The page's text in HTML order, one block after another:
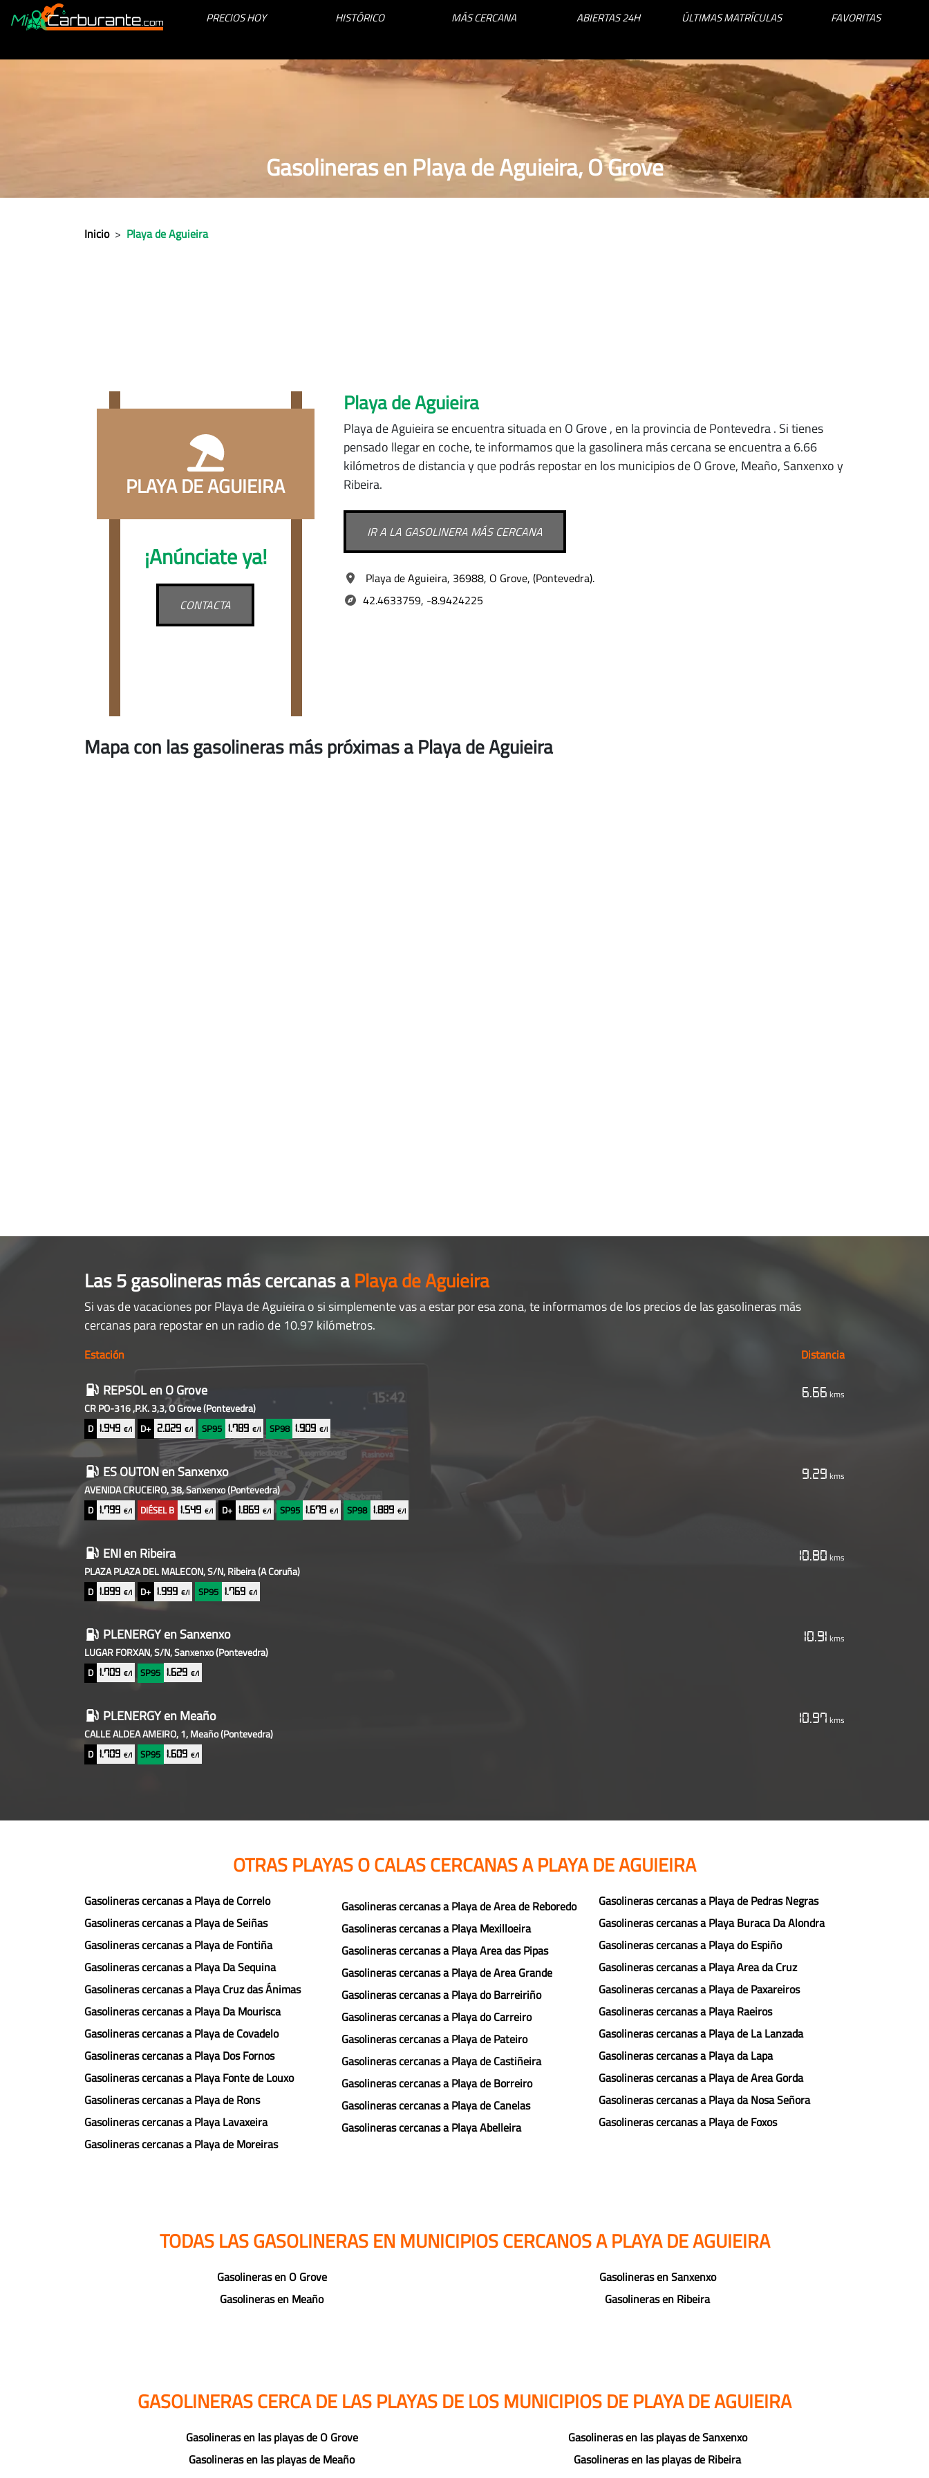
PRECIOS HOY HISTÓRICO MÁS CERCANA ABIERTAS 24H ÚLTIMAS MATRÍCULAS FAVORITAS
Gasolineras en Playa de Aguieira, O Grove
Inicio > Playa de Aguieira
PLAYA DE AGUIEIRA
¡Anúnciate ya!
CONTACTA
Playa de Aguieira
Playa de Aguieira se encuentra situadaen O Grove, en la provincia de Pontevedra. Si tienes
pensado llegar en coche, te informamos que la gasolinera más cercana se encuentra a 6.66
kilómetros de distancia y que podrás repostar en los municipios de O Grove, Meaño, Sanxenxo y
Ribeira.
IR A LA GASOLINERA MÁS CERCANA
Playa de Aguieira, 36988, O Grove, (Pontevedra).
42.4633759, -8.9424225
Mapa con las gasolineras más próximas a Playa de Aguieira
Las 5 gasolineras más cercanas aPlaya de Aguieira
Si vas de vacaciones por Playa de Aguieira o si simplemente vas a estar por esa zona, te informamos de los precios de las gasolineras más
cercanas para repostar en un radio de 10.97 kilómetros.
Gasolineras
baratas
cercanas
Estación Distancia
REPSOLen O Grove
CR PO-316 ,P.K. 3,3, O Grove(Pontevedra)
D 1.949 €/l D+ 2.029€/l SP95 1.789 €/l SP98 1.909€/l
6.66 kms
ES OUTONen Sanxenxo
AVENIDA CRUCEIRO, 38, Sanxenxo(Pontevedra)
D 1.799 €/l DIÉSEL B 1.549€/l D+ 1.869 €/l SP95 1.679€/l SP98 1.889 €/l
9.29 kms
ENIen Ribeira
PLAZA PLAZA DEL MALECON, S/N, Ribeira(A Coruña)
D 1.899 €/l D+ 1.999€/l SP95 1.769 €/l
10.80 kms
PLENERGYen Sanxenxo
LUGAR FORXAN, S/N, Sanxenxo(Pontevedra)
D 1.709 €/l SP95 1.629€/l
10.91 kms
PLENERGYen Meaño
CALLE ALDEA AMEIRO, 1, Meaño(Pontevedra)
D 1.709 €/l SP95 1.609€/l
10.97 kms
OTRAS PLAYAS O CALAS CERCANAS A PLAYA DE AGUIEIRA
Gasolineras cercanas a Playa de Correlo
Gasolineras cercanas a Playa de Seiñas
Gasolineras cercanas a Playa de Fontiña
Gasolineras cercanas a Playa Da Sequina
Gasolineras cercanas a Playa Cruz das Ánimas
Gasolineras cercanas a Playa Da Mourisca
Gasolineras cercanas a Playa de Covadelo
Gasolineras cercanas a Playa Dos Fornos
Gasolineras cercanas a Playa Fonte de Louxo
Gasolineras cercanas a Playa de Rons
Gasolineras cercanas a Playa Lavaxeira
Gasolineras cercanas a Playa de Moreiras
Gasolineras cercanas a Playa de Area de Reboredo
Gasolineras cercanas a Playa Mexilloeira
Gasolineras cercanas a Playa Area das Pipas
Gasolineras cercanas a Playa de Area Grande
Gasolineras cercanas a Playa do Barreiriño
Gasolineras cercanas a Playa do Carreiro
Gasolineras cercanas a Playa de Pateiro
Gasolineras cercanas a Playa de Castiñeira
Gasolineras cercanas a Playa de Borreiro
Gasolineras cercanas a Playa de Canelas
Gasolineras cercanas a Playa Abelleira
Gasolineras cercanas a Playa de Pedras Negras
Gasolineras cercanas a Playa Buraca Da Alondra
Gasolineras cercanas a Playa do Espiño
Gasolineras cercanas a Playa Area da Cruz
Gasolineras cercanas a Playa de Paxareiros
Gasolineras cercanas a Playa Raeiros
Gasolineras cercanas a Playa de La Lanzada
Gasolineras cercanas a Playa da Lapa
Gasolineras cercanas a Playa de Area Gorda
Gasolineras cercanas a Playa da Nosa Señora
Gasolineras cercanas a Playa de Foxos
TODAS LAS GASOLINERAS EN MUNICIPIOS CERCANOS A PLAYA DE AGUIEIRA
Gasolineras en O Grove
Gasolineras en Meaño
Gasolineras en Sanxenxo
Gasolineras en Ribeira
GASOLINERAS CERCA DE LAS PLAYAS DE LOS MUNICIPIOS DE PLAYA DE AGUIEIRA
Gasolineras en las playas de O Grove
Gasolineras en las playas de Meaño
Gasolineras en las playas de Sanxenxo
Gasolineras en las playas de Ribeira